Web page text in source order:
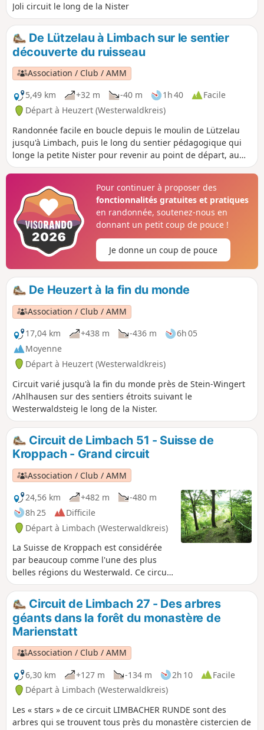
Joli circuit le long de la Nister
De Lützelau à Limbach sur le sentier
découverte du ruisseau
Association / Club / AMM
5,49 km
+32 m -40 m 1h 40
Facile
Départ à Heuzert (Westerwaldkreis)
Randonnée facile en boucle depuis le moulin de Lützelau
jusqu'à Limbach, puis le long du sentier pédagogique qui
longe la petite Nister pour revenir au point de départ, au
parking de randonnée de Lüzelau.
Pour continuer à proposer des
fonctionnalités gratuites et pratiques
en randonnée, soutenez-nous en
donnant un petit coup de pouce !
Je donne un coup de pouce
De Heuzert à la fin du monde
Association / Club / AMM
17,04 km
+438 m -436 m
6h 05
Moyenne
Départ à Heuzert (Westerwaldkreis)
Circuit varié jusqu'à la fin du monde près de Stein-Wingert
/Ahlhausen sur des sentiers étroits suivant le
Westerwaldsteig le long de la Nister.
Circuit de Limbach 51 - Suisse de
Kroppach - Grand circuit
Association / Club / AMM
24,56 km
+482 m
-480 m
8h 25
Difficile
Départ à Limbach (Westerwaldkreis)
La Suisse de Kroppach est considérée
par beaucoup comme l'une des plus
belles régions du Westerwald. Ce circuit
LIMBACHER RUNDE traverse tout ce
paradis naturel jusqu'à peu avant
Wissen. Il passe par la vallée du
Lauterbach, la Große Nister et le «
Weltende » (la fin du monde). Après
avoir admiré la vue depuis la « Spitze
Ley », on arrive au coin allemand du
Westerwald, puis on revient à Limbach
en passant par le moulin de Lützelau et
le sentier sauvage et romantique des
grottes de Heunig.
Circuit de Limbach 27 - Des arbres
géants dans la forêt du monastère de
Marienstatt
Association / Club / AMM
6,30 km
+127 m -134 m 2h 10
Facile
Départ à Limbach (Westerwaldkreis)
Les « stars » de ce circuit LIMBACHER RUNDE sont des
arbres qui se trouvent tous près du monastère cistercien de